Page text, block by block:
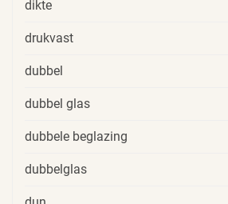
dikte
drukvast
dubbel
dubbel glas
dubbele beglazing
dubbelglas